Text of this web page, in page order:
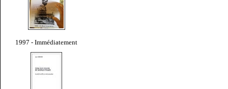
1997 - Immédiatement